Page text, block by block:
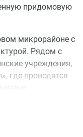
придомовую
микрорайоне с
Рядом с
учреждения,
где проводятся
большая
семейного